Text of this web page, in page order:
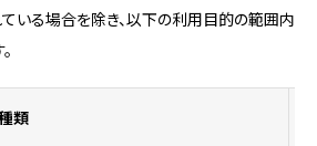
いる場合を除き、以下の利用目的の範囲内
類